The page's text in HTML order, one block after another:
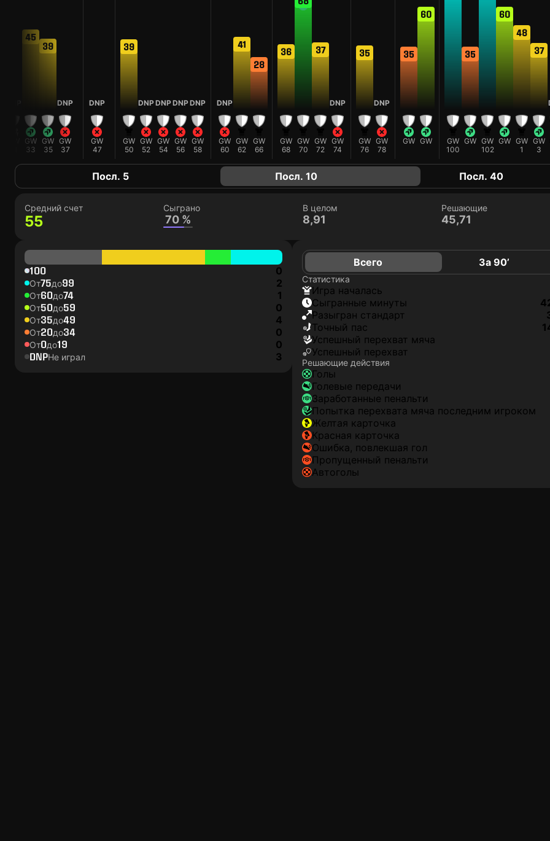
45
GW
33
39
GW
35
DNP
GW
37
DNP
GW
47
39
GW
50
DNP
GW
52
DNP
GW
54
DNP
GW
56
DNP
GW
58
DNP
GW
60
41
GW
62
28
GW
66
36
GW
68
GW
70
37
GW
72
DNP
GW
74
35
GW
76
DNP
GW
78
35
GW
60
GW
GW
100
35
GW GW
102
60
GW
48
GW
1
37
GW
3
Посл. 5 Посл. 10 Посл. 40
Средний счет
55
Сыграно
70 %
В целом
8,91
Решающие
45,71
100 0
От75до99 2
От60до74 1
От50до59 0
От35до49 4
От20до34 0
От0до19 0
DNPНе играл 3
Всего За 90’
Статистика
игра началась
сыгранные минуты
разыгран стандарт
точный пас
успешный перехват мяча
успешный перехват
Решающие действия
голы
голевые передачи
заработанные пенальти
попытка перехвата мяча последним игроком
желтая карточка
красная карточка
ошибка, повлекшая гол
пропущенный пенальти
автоголы